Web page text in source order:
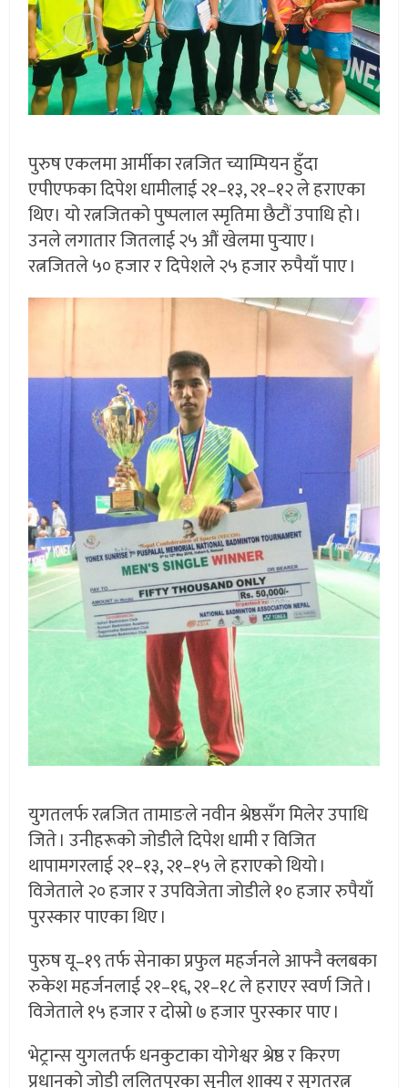
पुरुष एकलमा आर्मीका रत्नजित च्याम्पियन हुँदा
एपीएफका दिपेश धामीलाई २१–१३, २१–१२ ले हराएका
थिए। यो रत्नजितको पुष्पलाल स्मृतिमा छैटौं उपाधि हो ।
उनले लगातार जितलाई २५ औं खेलमा पुर्‍याए ।
रत्नजितले ५० हजार र दिपेशले २५ हजार रुपैयाँ पाए ।
युगतलर्फ रत्नजित तामाङले नवीन श्रेष्ठसँग मिलेर उपाधि
जिते । उनीहरूको जोडीले दिपेश धामी र विजित
थापामगरलाई २१–१३, २१–१५ ले हराएको थियो ।
विजेताले २० हजार र उपविजेता जोडीले १० हजार रुपैयाँ
पुरस्कार पाएका थिए ।
पुरुष यू–१९ तर्फ सेनाका प्रफुल महर्जनले आफ्नै क्लबका
रुकेश महर्जनलाई २१–१६, २१–१८ ले हराएर स्वर्ण जिते ।
विजेताले १५ हजार र दोस्रो ७ हजार पुरस्कार पाए ।
भेट्रान्स युगलतर्फ धनकुटाका योगेश्वर श्रेष्ठ र किरण